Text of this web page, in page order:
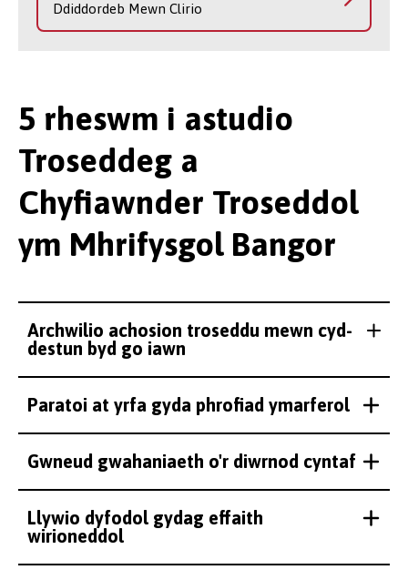
Ddiddordeb Mewn Clirio
5 rheswm i astudio
Troseddeg a
Chyfiawnder Troseddol
ym Mhrifysgol Bangor
Archwilio achosion troseddu mewn cyd-
destun byd go iawn
Paratoi at yrfa gyda phrofiad ymarferol
Gwneud gwahaniaeth o'r diwrnod cyntaf
Llywio dyfodol gydag effaith
wirioneddol